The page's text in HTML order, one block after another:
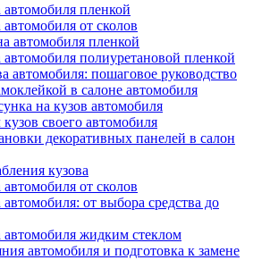
автомобиля пленкой
от сколов
автомобиля пленкой
автомобиля полиуретановой пленкой
автомобиля: пошаговое руководство
в салоне автомобиля
на кузов автомобиля
своего автомобиля
декоративных панелей в салон
кузова
от сколов
от выбора средства до
автомобиля жидким стеклом
автомобиля и подготовка к замене